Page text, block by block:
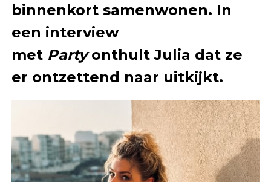
binnenkort samenwonen. In
een interview
met Partyonthult Julia dat ze
er ontzettend naar uitkijkt.